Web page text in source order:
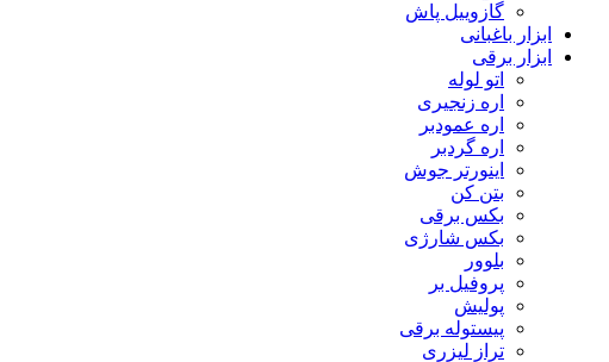
گازوییل پاش
ابزار باغبانی
ابزار برقی
اتو لوله
اره زنجیری
اره عمودبر
اره گردبر
اینورتر جوش
بتن کن
بکس برقی
بکس شارژی
بلوور
پروفیل بر
پولیش
پیستوله برقی
تراز لیزری